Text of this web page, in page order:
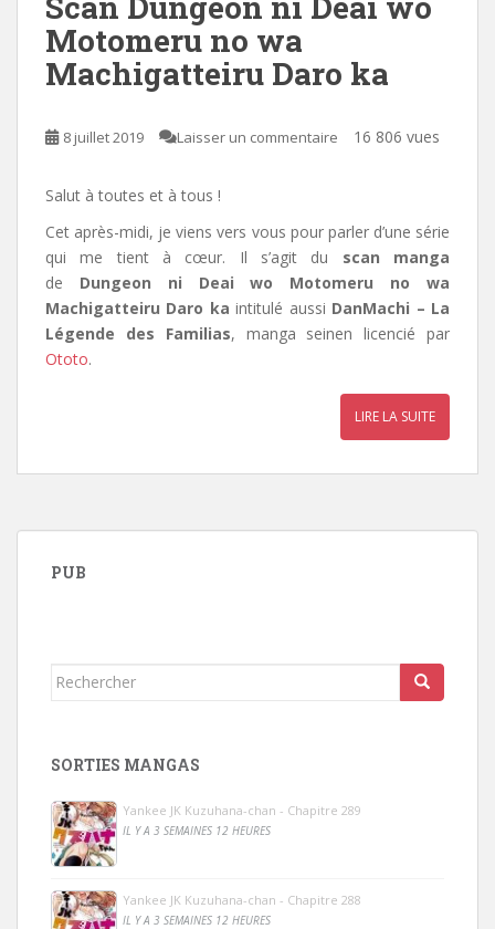
Motomeru no wa
Machigatteiru Daro ka
8 juillet 2019 Laisser un commentaire 16 806 vues
Salut à toutes et à tous !
Cet après-midi, je viens vers vous pour parler d’une série
qui me tient à cœur. Il s’agit du scan manga
de Dungeon ni Deai wo Motomeru no wa
Machigatteiru Daro ka intitulé aussi DanMachi – La
Légende des Familias, manga seinen licencié par
Ototo.
LIRE LA SUITE
PUB
Rechercher...
SORTIES MANGAS
Yankee JK Kuzuhana-chan - Chapitre 289
IL Y A 3 SEMAINES 12 HEURES
Yankee JK Kuzuhana-chan - Chapitre 288
IL Y A 3 SEMAINES 12 HEURES